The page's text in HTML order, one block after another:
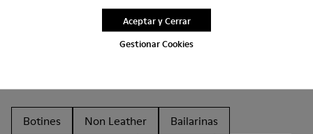
Gestionar Cookies
Aceptar y Cerrar
Otras Categorías
Botines Non Leather
Bailarinas